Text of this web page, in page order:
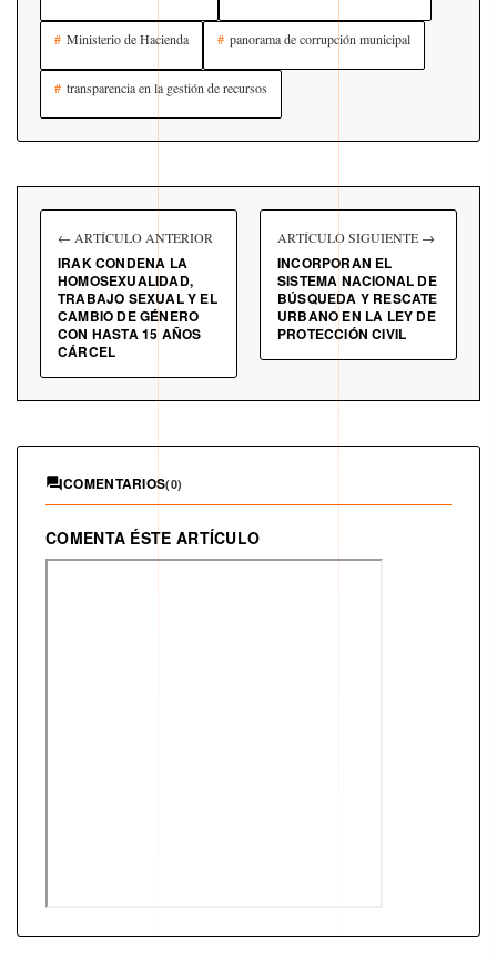
Ministerio de Hacienda panorama de corrupción municipal
transparencia en la gestión de recursos
← ARTÍCULO ANTERIOR
IRAK CONDENA LA
HOMOSEXUALIDAD,
TRABAJO SEXUAL Y EL
CAMBIO DE GÉNERO
CON HASTA 15 AÑOS
CÁRCEL
ARTÍCULO SIGUIENTE →
INCORPORAN EL
SISTEMA NACIONAL DE
BÚSQUEDA Y RESCATE
URBANO EN LA LEY DE
PROTECCIÓN CIVIL
COMENTARIOS(0)
COMENTA ÉSTE ARTÍCULO